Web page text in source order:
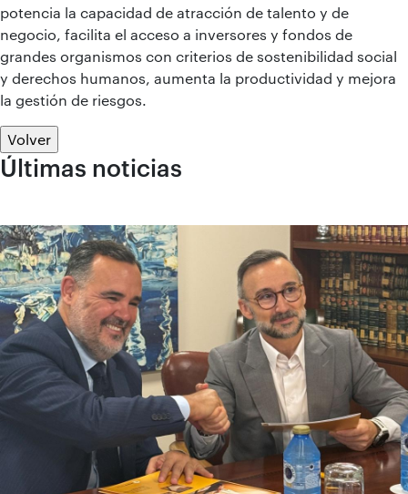
potencia la capacidad de atracción de talento y de
negocio, facilita el acceso a inversores y fondos de
grandes organismos con criterios de sostenibilidad social
y derechos humanos, aumenta la productividad y mejora
la gestión de riesgos.
Volver
Últimas noticias